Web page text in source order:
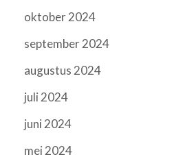
oktober 2024
september 2024
augustus 2024
juli 2024
juni 2024
mei 2024